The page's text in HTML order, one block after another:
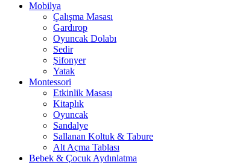
Mobilya
Çalışma Masası
Gardırop
⁠Oyuncak Dolabı
Sedir
Şifonyer
Yatak
Montessori
Etkinlik Masası
Kitaplık
Oyuncak
Sandalye
Sallanan Koltuk & Tabure
Alt Açma Tablası
Bebek & Çocuk Aydınlatma